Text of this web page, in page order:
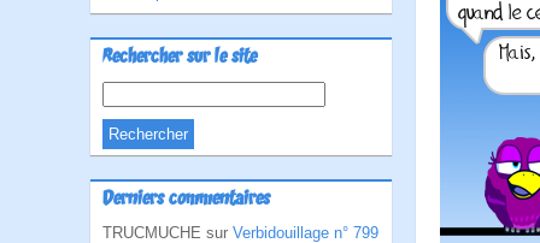
Rechercher sur le site
Derniers commentaires
TRUCMUCHE sur Verbidouillage n° 799